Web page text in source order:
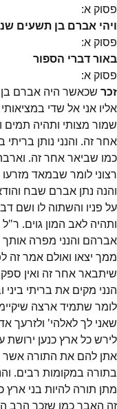
פסוק א:
ויהי אברם בן תשעים
פסוק א:
באור דברי הספור
פסוק א:
זכר שכאשר היה אברם
אליו אני אל שדי
שמור מצותי ותהיה תמים
אחר זה. והנני נותן
כמו שביאר אחר זה.
רצוני לומר שבמאד
והנה נתן אברם שבח
על פניו והשתוה לו ושם
ותהיה לאב המון גוים.
אברהם והנני מפרה אותך
ממך יצאו ואולם אמר זה
שיתבאר אחר זה ואין ספק
הנני מקים את בריתי ביני
לומר שתמיד ארצה
שאני לך לאלהי' ולזרעך
לירש כל ארץ כנען
אתן להם את התורה אשר
בתורה במקומות רבים.
מתן תורה להיות בני
זה האבר כמו שזכר הרב